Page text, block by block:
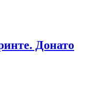
Донато